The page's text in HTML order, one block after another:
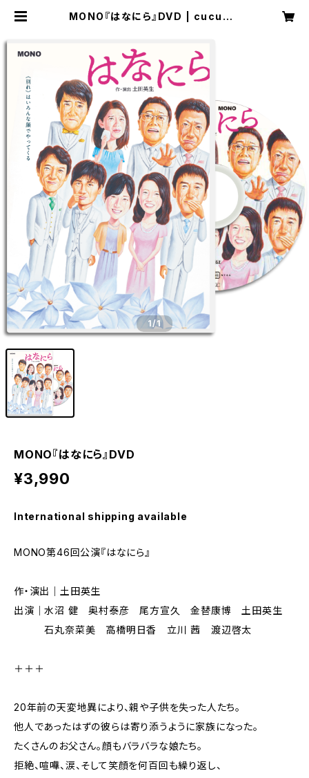
MONO『はなにら』DVD | cucumb
1/1
MONO『はなにら』DVD
¥3,990
International shipping available
MONO第46回公演『はなにら』
作・演出｜土田英生
出演｜水沼 健 奥村泰彦 尾方宣久 金替康博 土田英生
石丸奈菜美 高橋明日香 立川 茜 渡辺啓太
＋＋＋
20年前の天変地異により、親や子供を失った人たち。
他人であったはずの彼らは寄り添うように家族になった。
たくさんのお父さん。顔もバラバラな娘たち。
拒絶、喧嘩、涙、そして笑顔を何百回も繰り返し、